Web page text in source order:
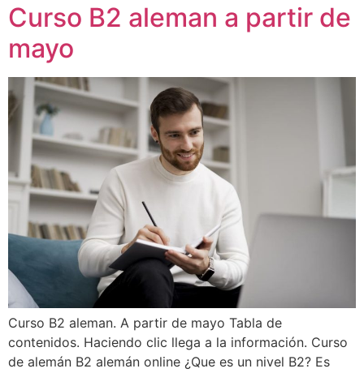
Curso B2 aleman a partir de
mayo
Curso B2 aleman. A partir de mayo Tabla de
contenidos. Haciendo clic llega a la información. Curso
de alemán B2 alemán online ¿Que es un nivel B2? Es